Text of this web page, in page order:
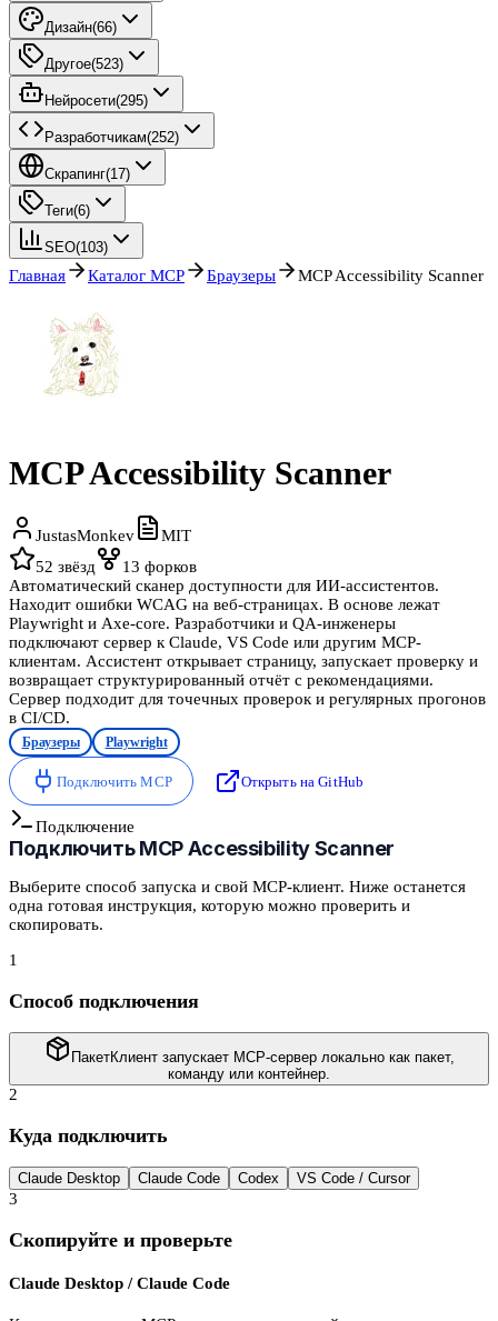
Дизайн(66)
Другое(523)
Нейросети(295)
Разработчикам(252)
Скрапинг(17)
Теги(6)
SEO(103)
Главная Каталог MCP Браузеры MCP Accessibility Scanner
MCP Accessibility Scanner
JustasMonkev
MIT
52 звёзд 13 форков
Автоматический сканер доступности для ИИ-ассистентов.
Находит ошибки WCAG на веб-страницах. В основе лежат
Playwright и Axe-core. Разработчики и QA-инженеры
подключают сервер к Claude, VS Code или другим MCP-
клиентам. Ассистент открывает страницу, запускает проверку и
возвращает структурированный отчёт с рекомендациями.
Сервер подходит для точечных проверок и регулярных прогонов
в CI/CD.
Браузеры Playwright
Подключить MCP Открыть на GitHub
Подключение
ПодключитьMCP Accessibility Scanner
Выберите способ запуска и свой MCP-клиент. Ниже останется
одна готовая инструкция, которую можно проверить и
скопировать.
1
Способ подключения
ПакетКлиент запускает MCP-сервер локально как пакет,
команду или контейнер.
2
Куда подключить
Claude Desktop Claude Code Codex VS Code / Cursor
3
Скопируйте и проверьте
Claude Desktop / Claude Code